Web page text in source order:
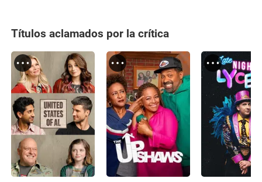
Títulos aclamados por la crítica